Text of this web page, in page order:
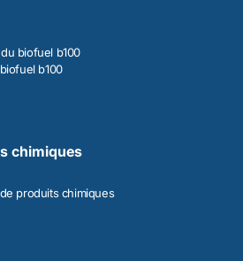
biofuel b100
b100
chimiques
produits chimiques